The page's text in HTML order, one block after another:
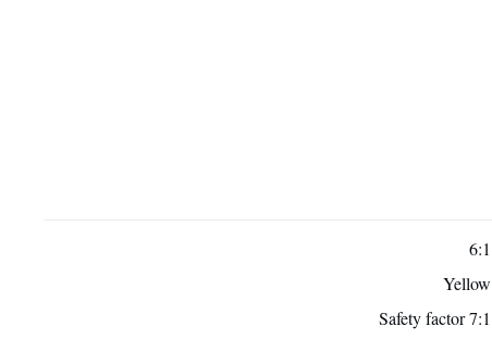
6:1
Yellow
7:1 Safety factor